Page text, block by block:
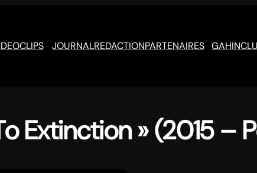
JOURNALREDACTIONPARTENAIRES GAH
Extinction » (2015 –